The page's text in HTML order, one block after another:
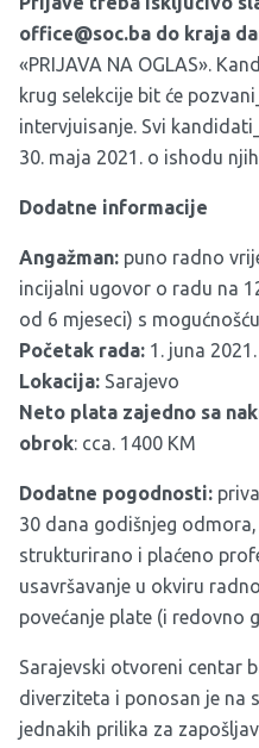
office@soc.ba do kraja
«PRIJAVA NA OGLAS».
krug selekcije bit će
intervjuisanje. Svi
30. maja 2021. o ishodu
Dodatne informacije
Angažman: puno radno
incijalni ugovor o radu na
od 6 mjeseci) s
Početak rada: 1. juna
Lokacija: Sarajevo
Neto plata zajedno sa
obrok: cca. 1400 KM
Dodatne pogodnosti:
30 dana godišnjeg
strukturirano i plaćeno
usavršavanje u okviru
povećanje plate (i redovno
Sarajevski otvoreni centar
diverziteta i ponosan je na
jednakih prilika za